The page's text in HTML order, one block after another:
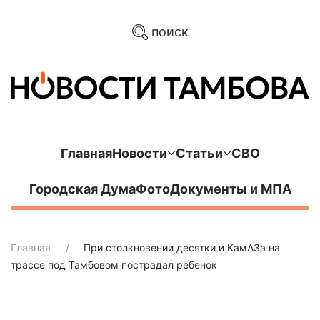
поиск
ГлавнаяНовости Статьи СВО
Городская ДумаФотоДокументы и МПА
Главная
При столкновении десятки и КамАЗа на
трассе под Тамбовом пострадал ребенок